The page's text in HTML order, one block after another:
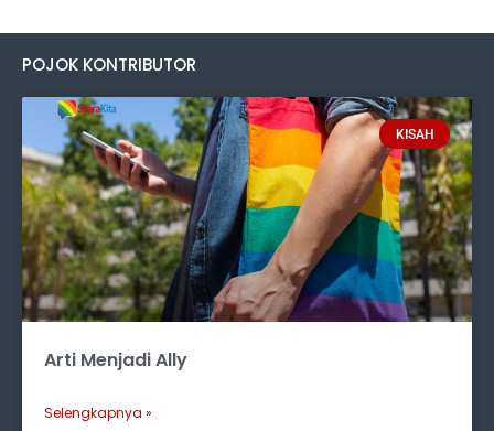
POJOK KONTRIBUTOR
KISAH
Arti Menjadi Ally
Selengkapnya »